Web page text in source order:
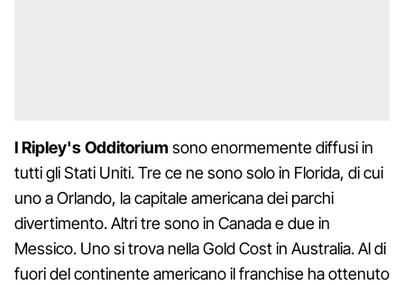
I Ripley's Odditorium sono enormemente diffusi in
tutti gli Stati Uniti. Tre ce ne sono solo in Florida, di cui
uno a Orlando, la capitale americana dei parchi
divertimento. Altri tre sono in Canada e due in
Messico. Uno si trova nella Gold Cost in Australia. Al di
fuori del continente americano il franchise ha ottenuto